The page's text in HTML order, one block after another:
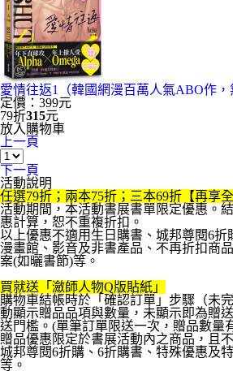
愛情往返1（韓國網漫百萬人氣ABO作，
定價：399元
79折315元
放入購物車
上一頁
下一頁
活動說明
任選79折；兩本75折；三本69折【再享全
活動期間，本活動書展書單限定優惠。
惠計算，恕不重複折扣。
以上優惠不適用生日購書、城邦尊閱6折
漫畫館、影音及非書產品、不再折扣商
案(如曬書節)等。
買就送「瀲師人物Q版貼紙」
購物車結帳時於「確認訂單」步驟（未
動顯示贈品品項與數量，未顯示即為贈
送門檻。(單筆訂單限送一次，贈品數量
贈品優惠限定於書展活動內之商品，且
城邦尊閱6折購、6折購書、特殊優惠及
等。